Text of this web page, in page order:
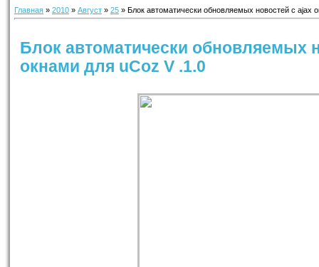
Главная » 2010 » Август » 25 » Блок автоматически обновляемых новостей с ajax
Блок автоматически обновляемых
окнами для uCoz V .1.0